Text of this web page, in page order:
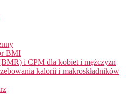
BMI
i CPM dla kobiet i mężczyzn
kalorii i makroskładników